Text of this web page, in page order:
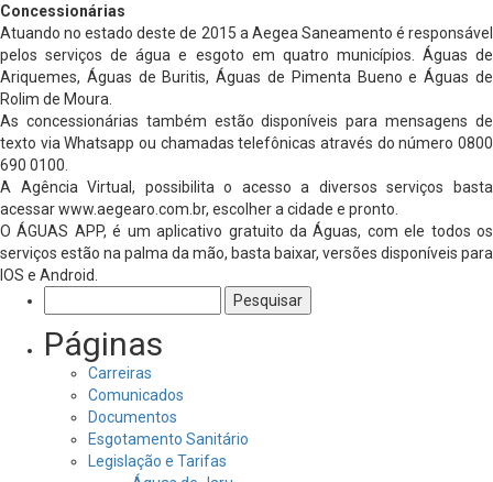
Concessionárias
Atuando no estado deste de 2015 a Aegea Saneamento é responsável
pelos serviços de água e esgoto em quatro municípios. Águas de
Ariquemes, Águas de Buritis, Águas de Pimenta Bueno e Águas de
Rolim de Moura.
As concessionárias também estão disponíveis para mensagens de
texto via Whatsapp ou chamadas telefônicas através do número 0800
690 0100.
A Agência Virtual, possibilita o acesso a diversos serviços basta
acessar www.aegearo.com.br, escolher a cidade e pronto.
O ÁGUAS APP, é um aplicativo gratuito da Águas, com ele todos os
serviços estão na palma da mão, basta baixar, versões disponíveis para
IOS e Android.
por:
Páginas
Carreiras
Comunicados
Documentos
Esgotamento Sanitário
Legislação e Tarifas